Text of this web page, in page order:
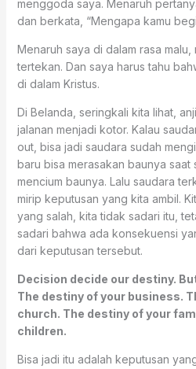
menggoda saya. Menaruh
dan berkata, “Mengapa kamu
Menaruh saya di dalam rasa malu,
tertekan. Dan saya harus tahu
di dalam Kristus.
Di Belanda, seringkali kita lihat,
jalanan menjadi kotor. Kalau
out, bisa jadi saudara sudah
baru bisa merasakan baunya saat
mencium baunya. Lalu saudara
mirip keputusan yang kita ambil.
yang salah, kita tidak sadari itu,
sadari bahwa ada konsekuensi
dari keputusan tersebut.
Decision decide our destiny.
The destiny of your business.
church. The destiny of your
children.
Bisa jadi itu adalah keputusan